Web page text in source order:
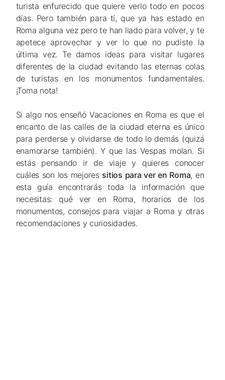
turista enfurecido que quiere verlo todo en pocos
días. Pero también para tí, que ya has estado en
Roma alguna vez pero te han liado para volver, y te
apetece aprovechar y ver lo que no pudiste la
última vez. Te damos ideas para visitar lugares
diferentes de la ciudad evitando las eternas colas
de turistas en los monumentos fundamentales.
¡Toma nota!
Si algo nos enseñó Vacaciones en Roma es que el
encanto de las calles de la ciudad eterna es único
para perderse y olvidarse de todo lo demás (quizá
enamorarse también). Y que las Vespas molan. Si
estás pensando ir de viaje y quieres conocer
cuáles son los mejores sitios para ver en Roma, en
esta guía encontrarás toda la información que
necesitas: qué ver en Roma, horarios de los
monumentos, consejos para viajar a Roma y otras
recomendaciones y curiosidades.